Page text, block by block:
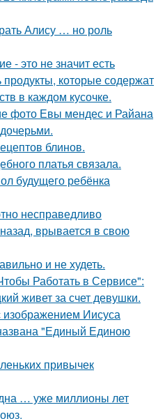
Алису … но роль
- это не значит есть
которые содержат
в каждом кусочке.
фото Евы мендес и Райана
блинов.
платья связала.
будущего ребёнка
несправедливо
врывается в свою
и не худеть.
Работать в Сервисе":
живет за счет девушки.
изображением Иисуса
"Единый Единою
привычек
… уже миллионы лет